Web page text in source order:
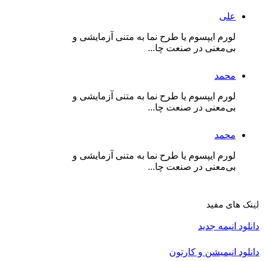
علی
لورم ایپسوم یا طرح‌ نما به متنی آزمایشی و
بی‌معنی در صنعت چا...
محمد
لورم ایپسوم یا طرح‌ نما به متنی آزمایشی و
بی‌معنی در صنعت چا...
محمد
لورم ایپسوم یا طرح‌ نما به متنی آزمایشی و
بی‌معنی در صنعت چا...
لینک های مفید
دانلود انیمه جدید
دانلود انیمیشن و کارتون